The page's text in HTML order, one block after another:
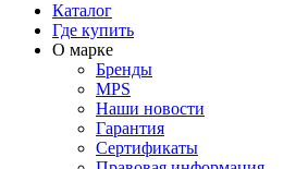
Каталог
Где купить
О марке
Бренды
MPS
Наши новости
Гарантия
Сертификаты